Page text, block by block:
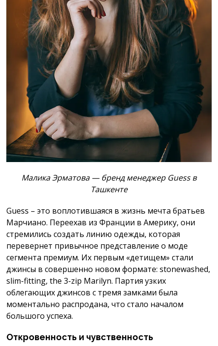
Малика Эрматова — бренд менеджер Guess в
Ташкенте
Guess – это воплотившаяся в жизнь мечта братьев
Марчиано. Переехав из Франции в Америку, они
стремились создать линию одежды, которая
перевернет привычное представление о моде
сегмента премиум. Их первым «детищем» стали
джинсы в совершенно новом формате: stonewashed,
slim-fitting, the 3-zip Marilyn. Партия узких
облегающих джинсов с тремя замками была
моментально распродана, что стало началом
большого успеха.
Откровенность и чувственность